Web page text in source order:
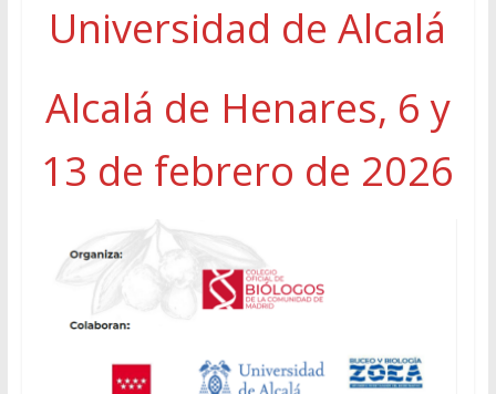
Universidad de Alcalá
Alcalá de Henares, 6 y
13 de febrero de 2026